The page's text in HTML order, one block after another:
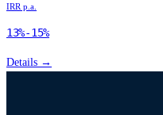
IRR p.a.
13%-15%
Details →